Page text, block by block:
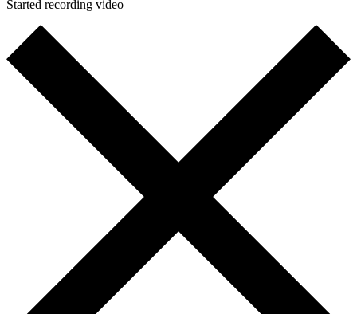
Started recording video